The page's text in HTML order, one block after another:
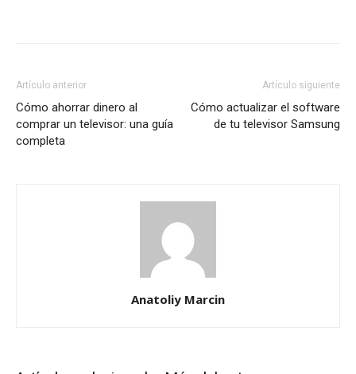
Artículo anterior
Cómo ahorrar dinero al
comprar un televisor: una guía
completa
Artículo siguiente
Cómo actualizar el software
de tu televisor Samsung
Anatoliy Marcin